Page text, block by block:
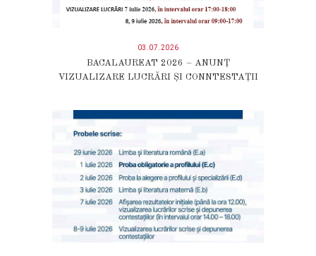
03.07.2026
BACALAUREAT 2026 – ANUNȚ
VIZUALIZARE LUCRĂRI ȘI CONNTESTAȚII